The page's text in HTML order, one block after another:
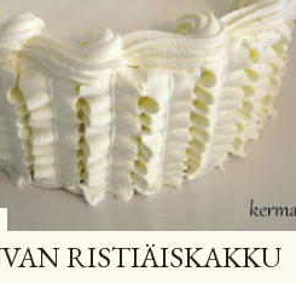
RISTIÄISKAKKU